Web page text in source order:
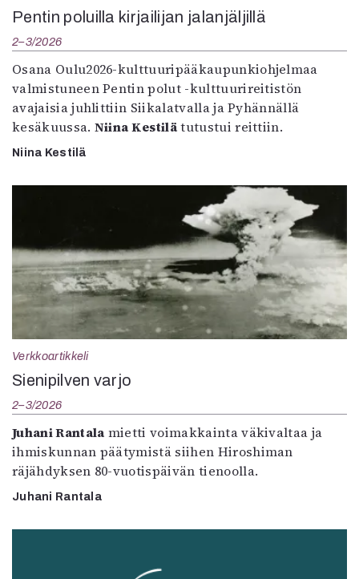
Pentin poluilla kirjailijan jalanjäljillä
2–3/2026
Osana Oulu2026-kulttuuripääkaupunkiohjelmaa
valmistuneen Pentin polut -kulttuurireitistön
avajaisia juhlittiin Siikalatvalla ja Pyhännällä
kesäkuussa. Niina Kestilätutustui reittiin.
Niina Kestilä
Verkkoartikkeli
Sienipilven varjo
2–3/2026
Juhani Rantala mietti voimakkainta väkivaltaa ja
ihmiskunnan päätymistä siihen Hiroshiman
räjähdyksen 80-vuotispäivän tienoolla.
Juhani Rantala